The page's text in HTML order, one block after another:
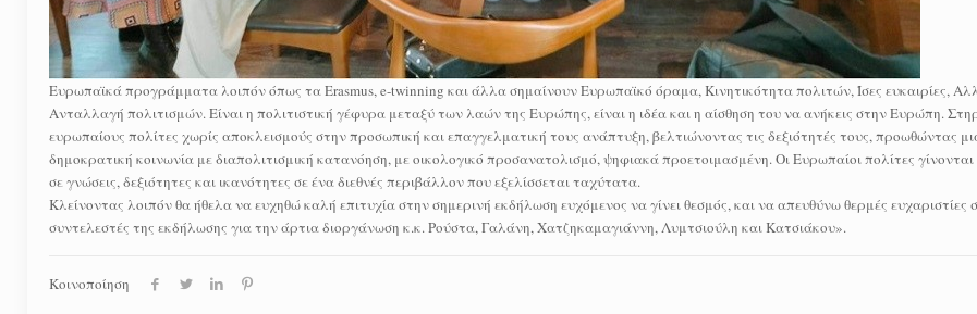
Ευρωπαϊκά προγράμματα λοιπόν όπως τα Erasmus, e-twinning και άλλα σημαίνουν Ευρωπαϊκό όραμα, Κινητικότητα πολιτών, Ίσες ευκαιρίες,
Ανταλλαγή πολιτισμών. Είναι η πολιτιστική γέφυρα μεταξύ των λαών της Ευρώπης, είναι η ιδέα και η αίσθηση του να ανήκεις στην Ευρώπη.
ευρωπαίους πολίτες χωρίς αποκλεισμούς στην προσωπική και επαγγελματική τους ανάπτυξη, βελτιώνοντας τις δεξιότητές τους, προωθώντας
δημοκρατική κοινωνία με διαπολιτισμική κατανόηση, με οικολογικό προσανατολισμό, ψηφιακά προετοιμασμένη. Οι Ευρωπαίοι πολίτες γίνονται
σε γνώσεις, δεξιότητες και ικανότητες σε ένα διεθνές περιβάλλον που εξελίσσεται ταχύτατα.
Κλείνοντας λοιπόν θα ήθελα να ευχηθώ καλή επιτυχία στην σημερινή εκδήλωση ευχόμενος να γίνει θεσμός, και να απευθύνω θερμές ευχαριστίες
συντελεστές της εκδήλωσης για την άρτια διοργάνωση κ.κ. Ρούστα, Γαλάνη, Χατζηκαμαγιάννη, Λυμτσιούλη και Κατσιάκου».
Κοινοποίηση